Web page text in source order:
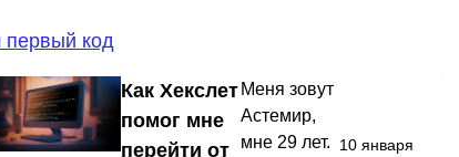
первый код
Как Хекслет
помог мне
перейти от
Меня зовут
Астемир,
мне 29 лет.
10 января